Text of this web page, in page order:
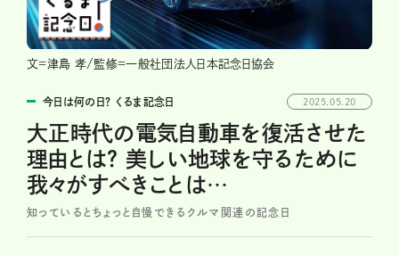
文=津島 孝/監修=一般社団法人日本記念日協会
今日は何の日？ くるま記念日 2025.05.20
大正時代の電気自動車を復活させた
理由とは？ 美しい地球を守るために
我々がすべきことは…
知っているとちょっと自慢できるクルマ関連の記念日